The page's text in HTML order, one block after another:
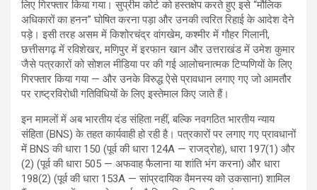
लिए गिरफ्तार किया गया। सुप्रीम कोर्ट को हस्तक्षेप करते हुए इसे “मौलिक
अधिकारों का हनन” घोषित करना पड़ा और उनकी त्वरित रिहाई के आदेश देने
पड़े। इसी तरह असम में किशोरचंद्र वांगखेम, कश्मीर में गौहर गिलानी,
छत्तीसगढ़ में रविशेखर, मणिपुर में इरफान खान और उत्तराखंड में उमेश कुमार
जैसे पत्रकारों को सोशल मीडिया पर की गई आलोचनात्मक टिप्पणियों के लिए
गिरफ्तार किया गया — और उनके विरुद्ध ऐसे प्रावधान लगाए गए जो आमतौर
पर राष्ट्रविरोधी गतिविधियों के लिए इस्तेमाल किए जाते हैं।
इन मामलों में अब भारतीय दंड संहिता नहीं, बल्कि नवगठित भारतीय न्याय
संहिता (BNS) के तहत कार्यवाही हो रही है। पत्रकारों पर लगाए गए प्रावधानों
में BNS की धारा 150 (पूर्व की धारा 124A — राजद्रोह), धारा 197(1) और
(2) (पूर्व की धारा 505 — अफवाह फैलाना या शांति भंग करना) और धारा
198(2) (पूर्व की धारा 153A — सांप्रदायिक वैमनस्य को उकसाना) शामिल